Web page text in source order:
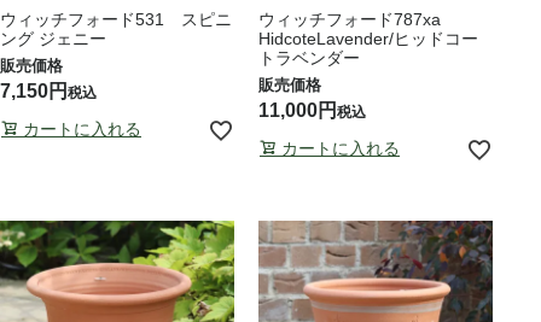
ウィッチフォード531 スピニ
ング ジェニー
7,150 税込
カートに入れる
ウィッチフォード787xa
HidcoteLavender/ヒッドコー
トラベンダー
11,000 税込
カートに入れる